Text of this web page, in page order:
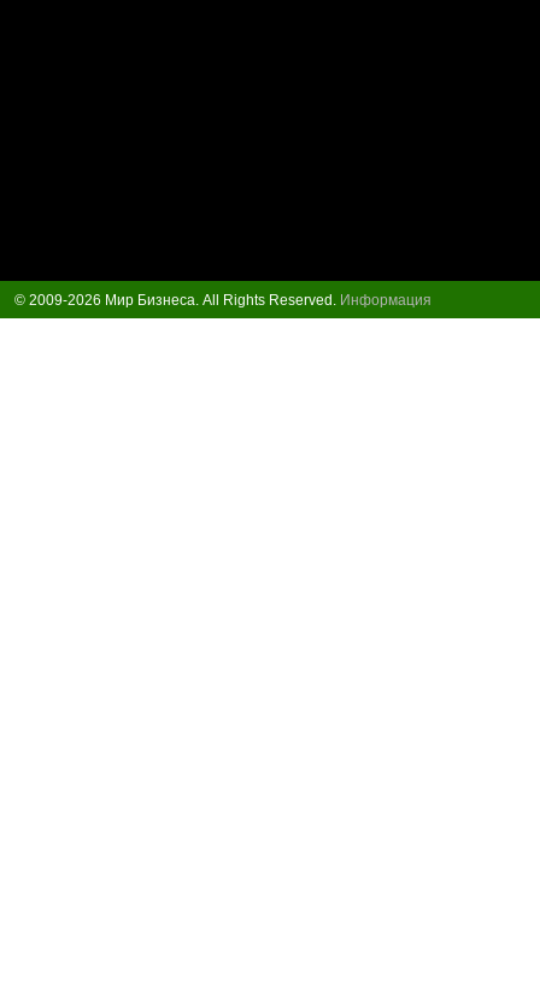
© 2009-2026 Мир Бизнеса. All Rights Reserved. Информация